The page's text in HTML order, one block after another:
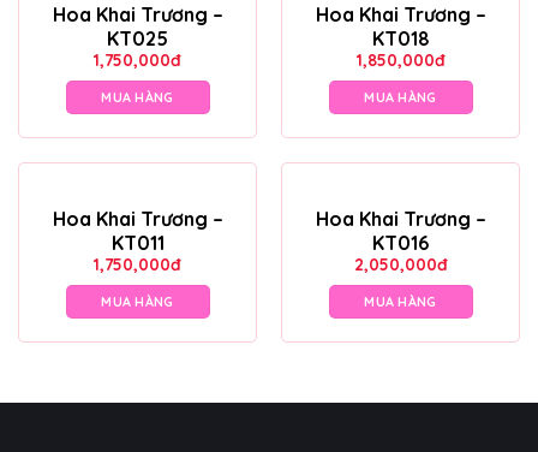
Hoa Khai Trương –
KT025
1,750,000đ
MUA HÀNG
Hoa Khai Trương –
KT018
1,850,000đ
MUA HÀNG
Hoa Khai Trương –
KT011
1,750,000đ
MUA HÀNG
Hoa Khai Trương –
KT016
2,050,000đ
MUA HÀNG